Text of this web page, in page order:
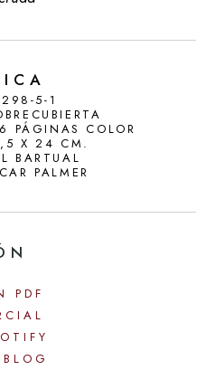
5-1
PÁGINAS COLOR
X 24 CM.
BARTUAL
PALMER
PDF